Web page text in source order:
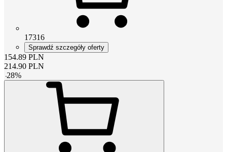
17316
Sprawdź szczegóły oferty
154.89 PLN
214.90 PLN
-28%